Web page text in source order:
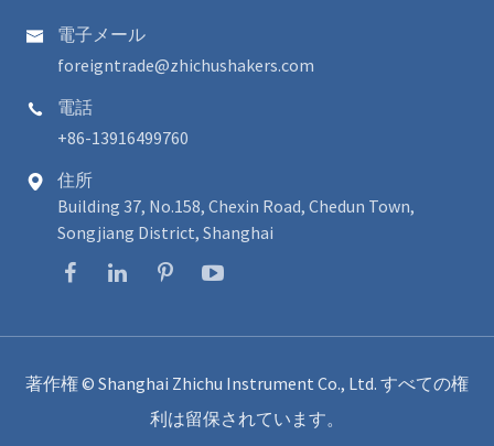

電子メール
foreigntrade@zhichushakers.com

電話
+86-13916499760

住所
Building 37, No.158, Chexin Road, Chedun Town,
Songjiang District, Shanghai
著作権 © Shanghai Zhichu Instrument Co., Ltd. すべての権
利は留保されています。